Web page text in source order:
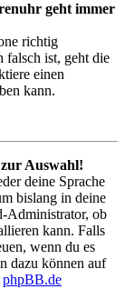
geht immer
richtig
falsch ist, geht die
einen
kann.
Auswahl!
deine Sprache
bislang in deine
Administrator, ob
kann. Falls
wenn du es
dazu können auf
phpBB.de